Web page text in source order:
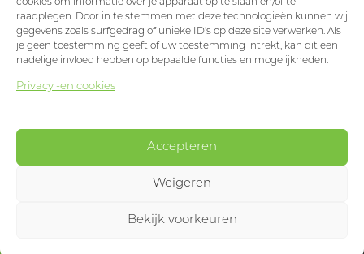
cookies om informatie over je apparaat op te slaan en/of te
raadplegen. Door in te stemmen met deze technologieën kunnen wij
gegevens zoals surfgedrag of unieke ID's op deze site verwerken. Als
je geen toestemming geeft of uw toestemming intrekt, kan dit een
nadelige invloed hebben op bepaalde functies en mogelijkheden.
Privacy -en cookies
Accepteren
Weigeren
Bekijk voorkeuren
Designed & developed by